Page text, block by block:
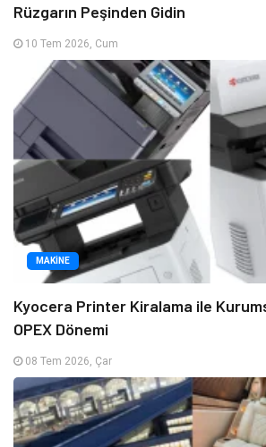
Rüzgarın Peşinden Gidin
10 Tem 2026, Cum
MAKINE
Kyocera Printer Kiralama ile
OPEX Dönemi
08 Tem 2026, Çar